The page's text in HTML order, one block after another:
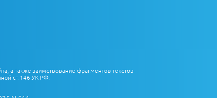
а также заимствование фрагментов текстов
ст.146 УК РФ.